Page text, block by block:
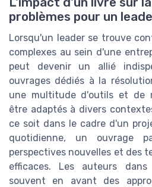
problèmes pour un
Lorsqu'un leader se trouve
complexes au sein d'une
peut devenir un allié
ouvrages dédiés à la
une multitude d'outils et de
être adaptés à divers
ce soit dans le cadre d'un
quotidienne, un ouvrage
perspectives nouvelles et des
efficaces. Les auteurs
souvent en avant des